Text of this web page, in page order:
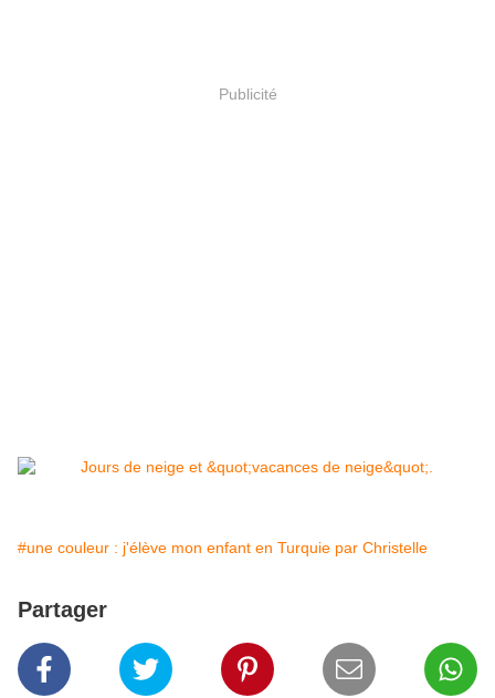
Publicité
#une couleur : j'élève mon enfant en Turquie par Christelle
Partager